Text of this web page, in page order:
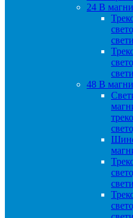
24 B
48 B